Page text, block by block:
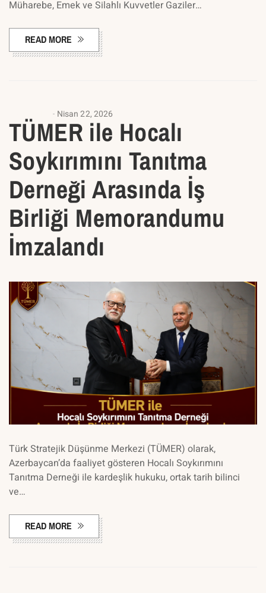
Müharebe, Emek ve Silahlı Kuvvetler Gaziler…
READ MORE
Nisan 22, 2026
TÜMER ile Hocalı
Soykırımını Tanıtma
Derneği Arasında İş
Birliği Memorandumu
İmzalandı
Türk Stratejik Düşünme Merkezi (TÜMER) olarak,
Azerbaycan’da faaliyet gösteren Hocalı Soykırımını
Tanıtma Derneği ile kardeşlik hukuku, ortak tarih bilinci
ve…
READ MORE